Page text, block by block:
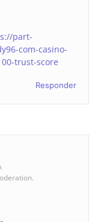
part-
com-casino-
trust-score
Responder